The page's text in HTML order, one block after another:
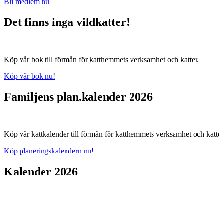
Det finns inga vildkatter!
Köp vår bok till förmån för katthemmets verksamhet och katter.
Köp vår bok nu!
Familjens plan.kalender 2026
Köp vår kattkalender till förmån för katthemmets verksamhet och
Köp planeringskalendern nu!
Kalender 2026